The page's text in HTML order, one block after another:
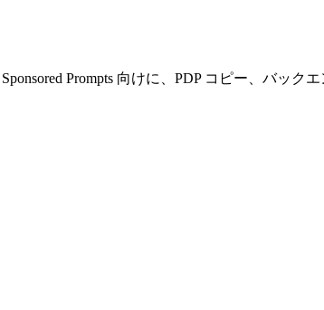
Sponsored Prompts 向けに、PDP コピー、バッ